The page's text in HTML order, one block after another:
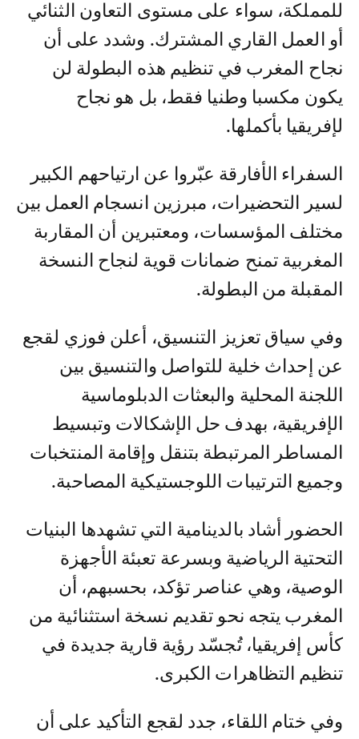
للمملكة، سواء على مستوى التعاون الثنائي
أو العمل القاري المشترك. وشدد على أن
نجاح المغرب في تنظيم هذه البطولة لن
يكون مكسبا وطنيا فقط، بل هو نجاح
لإفريقيا بأكملها.
السفراء الأفارقة عبّروا عن ارتياحهم الكبير
لسير التحضيرات، مبرزين انسجام العمل بين
مختلف المؤسسات، ومعتبرين أن المقاربة
المغربية تمنح ضمانات قوية لنجاح النسخة
المقبلة من البطولة.
وفي سياق تعزيز التنسيق، أعلن فوزي لقجع
عن إحداث خلية للتواصل والتنسيق بين
اللجنة المحلية والبعثات الدبلوماسية
الإفريقية، بهدف حل الإشكالات وتبسيط
المساطر المرتبطة بتنقل وإقامة المنتخبات
وجميع الترتيبات اللوجستيكية المصاحبة.
الحضور أشاد بالدينامية التي تشهدها البنيات
التحتية الرياضية وبسرعة تعبئة الأجهزة
الوصية، وهي عناصر تؤكد، بحسبهم، أن
المغرب يتجه نحو تقديم نسخة استثنائية من
كأس إفريقيا، تُجسّد رؤية قارية جديدة في
تنظيم التظاهرات الكبرى.
وفي ختام اللقاء، جدد لقجع التأكيد على أن